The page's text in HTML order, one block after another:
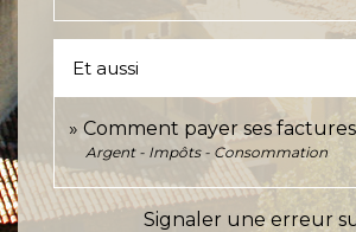
Et aussi
Comment payer ses
Argent - Impôts - Consommation
Signaler une erreur